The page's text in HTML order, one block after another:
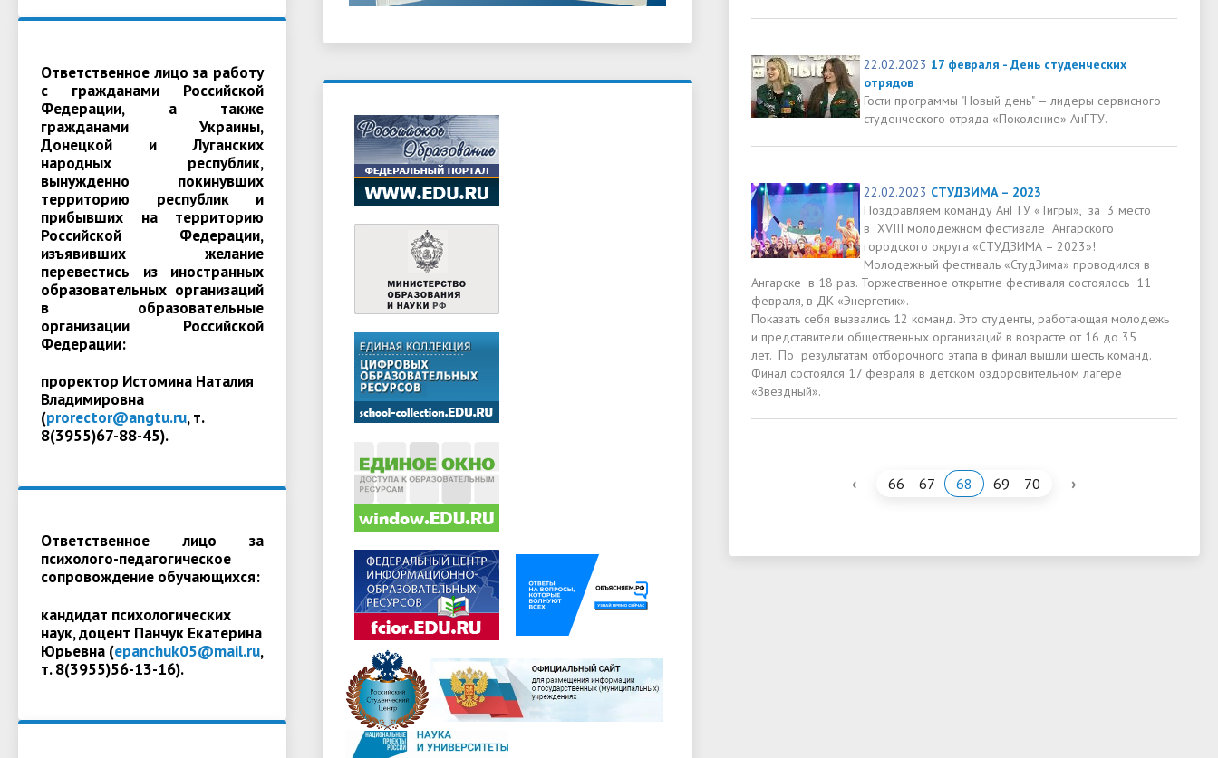
Ответственное лицо за работу
с гражданами Российской
Федерации, а также
гражданами Украины,
Донецкой и Луганских
народных республик,
вынужденно покинувших
территорию республик и
прибывших на территорию
Российской Федерации,
изъявивших желание
перевестись из иностранных
образовательных организаций
в образовательные
организации Российской
Федерации:
проректор Истомина Наталия
Владимировна
(prorector@angtu.ru, т.
8(3955)67-88-45).
Ответственное лицо за
психолого-педагогическое
сопровождение обучающихся:
кандидат психологических
наук, доцент Панчук Екатерина
Юрьевна (epanchuk05@mail.ru,
т. 8(3955)56-13-16).
22.02.2023 17 февраля - День студенческих
отрядов
Гости программы "Новый день" — лидеры сервисного
студенческого отряда «Поколение» АнГТУ.
22.02.2023 СТУДЗИМА – 2023
Поздравляем команду АнГТУ «Тигры», за 3 место
в XVIII молодежном фестивале Ангарского
городского округа «СТУДЗИМА – 2023»!
Молодежный фестиваль «СтудЗима» проводился в
Ангарске в 18 раз. Торжественное открытие фестиваля состоялось 11
февраля, в ДК «Энергетик».
Показать себя вызвались 12 команд. Это студенты, работающая молодежь
и представители общественных организаций в возрасте от 16 до 35
лет. По результатам отборочного этапа в финал вышли шесть команд.
Финал состоялся 17 февраля в детском оздоровительном лагере
«Звездный».
‹ 66 67 68 69 70 ›